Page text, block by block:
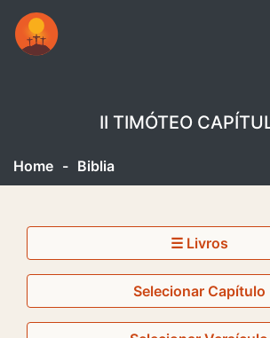
II TIMÓTEO
Home - Biblia
☰ Livros
Selecionar Capítulo